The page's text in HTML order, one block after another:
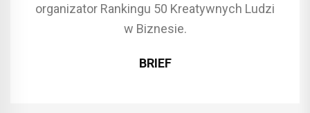
organizator Rankingu 50 Kreatywnych Ludzi
w Biznesie.
BRIEF